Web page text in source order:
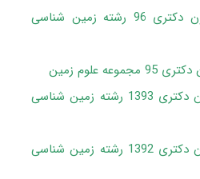
دانلود سؤالات آزمون دکتری 96 رشته زمین شناسی
علوم زمین
دانلود سؤالات آزمون دکتری 1393 رشته زمین شناسی
دانلود سؤالات آزمون دکتری 1392 رشته زمین شناسی